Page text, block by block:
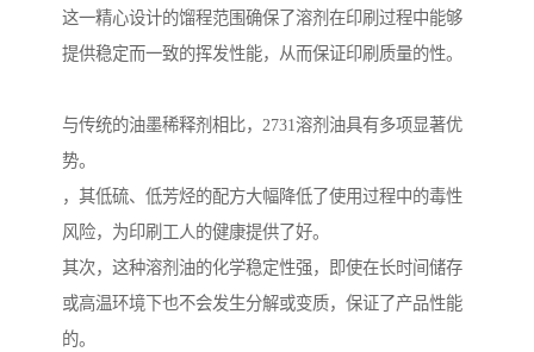
这一精心设计的馏程范围确保了溶剂在印刷过程中能够
提供稳定而一致的挥发性能，从而保证印刷质量的性。
与传统的油墨稀释剂相比，2731溶剂油具有多项显著优
势。
，其低硫、低芳烃的配方大幅降低了使用过程中的毒性
风险，为印刷工人的健康提供了好。
其次，这种溶剂油的化学稳定性强，即使在长时间储存
或高温环境下也不会发生分解或变质，保证了产品性能
的。